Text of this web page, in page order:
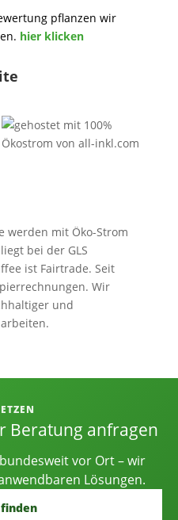
pflanzen wir
hier klicken
werden mit Öko-Strom
bei der GLS
ist Fairtrade. Seit
Wir
und
und
Beratung anfragen
vor Ort – wir
Lösungen.